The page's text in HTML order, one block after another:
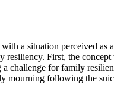
a situation perceived as
resiliency. First, the
challenge for family
mourning following the